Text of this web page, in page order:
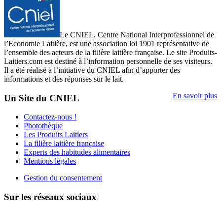
Le CNIEL, Centre National Interprofessionnel de
l’Economie Laitière, est une association loi 1901 représentative de
l’ensemble des acteurs de la filière laitière française. Le site Produits-
Laitiers.com est destiné à l’information personnelle de ses visiteurs.
Il a été réalisé à l’initiative du CNIEL afin d’apporter des
informations et des réponses sur le lait.
En savoir plus
Un Site du CNIEL
Contactez-nous !
Photothèque
Les Produits Laitiers
La filière laitière française
Experts des habitudes alimentaires
Mentions légales
Gestion du consentement
Sur les réseaux sociaux